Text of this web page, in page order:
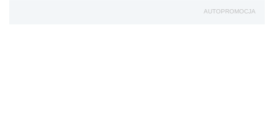
AUTOPROMOCJA